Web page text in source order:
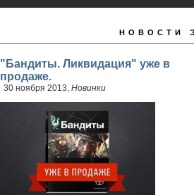
НОВОСТИ
"Бандиты. Ликвидация" уже в
продаже.
30 ноября 2013, Новинки